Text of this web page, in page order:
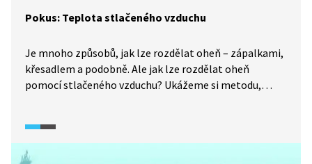
Pokus: Teplota stlačeného vzduchu
Je mnoho způsobů, jak lze rozdělat oheň – zápalkami,
křesadlem a podobně. Ale jak lze rozdělat oheň
pomocí stlačeného vzduchu? Ukážeme si metodu,
nebo i lednička.